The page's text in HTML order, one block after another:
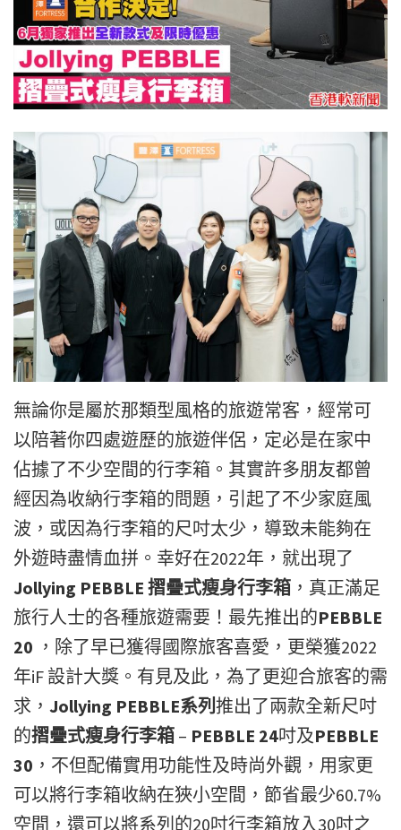
無論你是屬於那類型風格的旅遊常客，經常可
以陪著你四處遊歷的旅遊伴侶，定必是在家中
佔據了不少空間的行李箱。其實許多朋友都曾
經因為收納行李箱的問題，引起了不少家庭風
波，或因為行李箱的尺吋太少，導致未能夠在
外遊時盡情血拼。幸好在2022年，就出現了
Jollying PEBBLE 摺疊式瘦身行李箱 ，真正滿足
旅行人士的各種旅遊需要！最先推出的PEBBLE
20 ，除了早已獲得國際旅客喜愛，更榮獲2022
年iF 設計大獎。有見及此，為了更迎合旅客的需
求， Jollying PEBBLE系列推出了兩款全新尺吋
的摺疊式瘦身行李箱 – PEBBLE 24吋及PEBBLE
30 ，不但配備實用功能性及時尚外觀，用家更
可以將行李箱收納在狹小空間，節省最少60.7%
空間，還可以將系列的20吋行李箱放入30吋之